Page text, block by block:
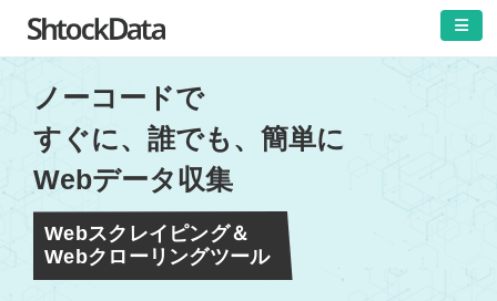
ノーコードで
すぐに、誰でも、簡単に
Webデータ収集
Webスクレイピング＆
Webクローリングツール